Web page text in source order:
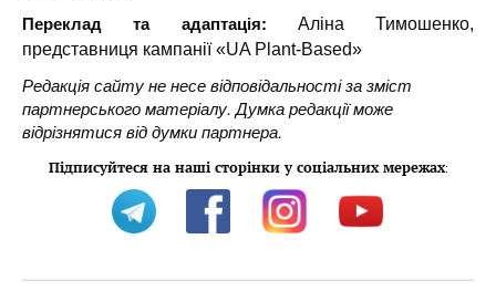
Переклад та адаптація:
Аліна Тимошенко,
представниця кампанії «UA Plant-Based»
Редакція сайту не несе відповідальності за зміст
партнерського матеріалу. Думка редакції може
відрізнятися від думки партнера.
Підписуйтеся на наші сторінки у соціальних мережах: